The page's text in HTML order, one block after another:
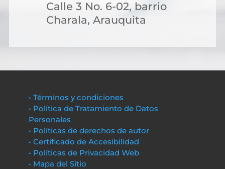
Calle 3 No. 6-02, barrio
Charala, Arauquita
• Términos y condiciones
• Política de Tratamiento de Datos
Personales
• Políticas de derechos de autor
• Certificado de Accesibilidad
• Políticas de Privacidad Web
• Mapa del Sitio